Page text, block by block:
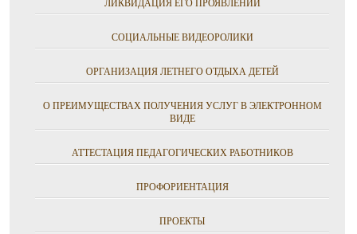
ЛИКВИДАЦИЯ ЕГО ПРОЯВЛЕНИЙ
СОЦИАЛЬНЫЕ ВИДЕОРОЛИКИ
ОРГАНИЗАЦИЯ ЛЕТНЕГО ОТДЫХА ДЕТЕЙ
О ПРЕИМУЩЕСТВАХ ПОЛУЧЕНИЯ УСЛУГ В ЭЛЕКТРОННОМ
ВИДЕ
АТТЕСТАЦИЯ ПЕДАГОГИЧЕСКИХ РАБОТНИКОВ
ПРОФОРИЕНТАЦИЯ
ПРОЕКТЫ